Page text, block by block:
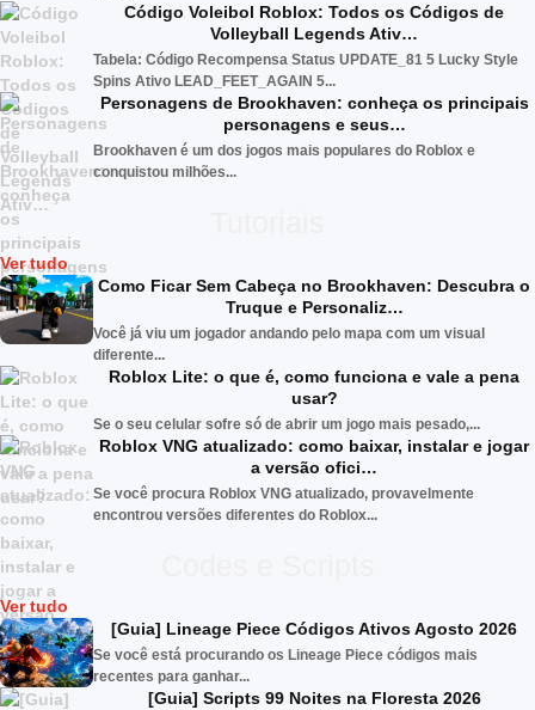
Código Voleibol Roblox: Todos os Códigos de
Volleyball Legends Ativ…
Tabela: Código Recompensa Status UPDATE_81 5 Lucky Style
Spins Ativo LEAD_FEET_AGAIN 5...
Personagens de Brookhaven: conheça os principais
personagens e seus…
Brookhaven é um dos jogos mais populares do Roblox e
conquistou milhões...
Ver tudo
Como Ficar Sem Cabeça no Brookhaven: Descubra o
Truque e Personaliz…
Você já viu um jogador andando pelo mapa com um visual
diferente...
Roblox Lite: o que é, como funciona e vale a pena
usar?
Se o seu celular sofre só de abrir um jogo mais pesado,...
Roblox VNG atualizado: como baixar, instalar e jogar
a versão ofici…
Se você procura Roblox VNG atualizado, provavelmente
encontrou versões diferentes do Roblox...
Ver tudo
[Guia] Lineage Piece Códigos Ativos Agosto 2026
Se você está procurando os Lineage Piece códigos mais
recentes para ganhar...
[Guia] Scripts 99 Noites na Floresta 2026